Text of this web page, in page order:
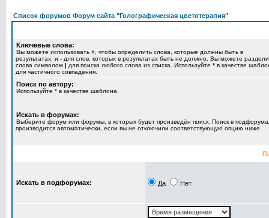
Список форумов Форум сайта "Голографическая цветотерапия"
Ключевые слова:
Вы можете использовать + , чтобы определить слова, которые должны быть в
результатах, и - для слов, которых в результатах быть не должно. Вы можете
слова символом | для поиска любого слова из списка. Используйте * в качестве
для частичного совпадения.
Поиск по автору:
Используйте * в качестве шаблона.
Искать в форумах:
Выберите форум или форумы, в которых будет произведён поиск. Поиск в
производится автоматически, если вы не отключили соответствующую опцию ниже.
Искать в подфорумах: Да Нет